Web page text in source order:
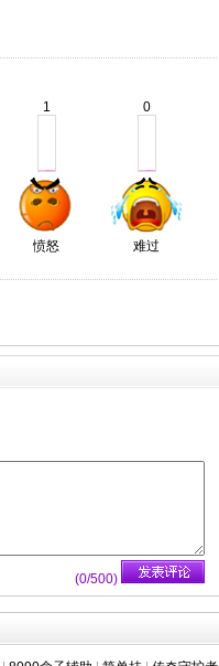
1
愤怒
0
难过
(0/500)